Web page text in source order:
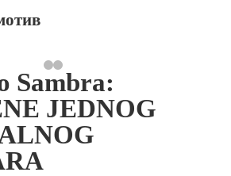
Sambra:
JEDNOG